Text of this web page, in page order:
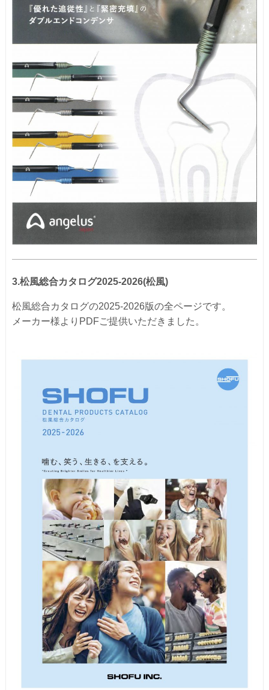
3.松風総合カタログ2025-2026(松風)
松風総合カタログの2025-2026版の全ページです。
メーカー様よりPDFご提供いただきました。